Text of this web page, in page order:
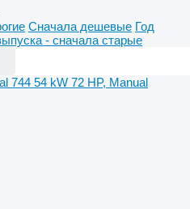
Сначала дешевые Год
- сначала старые